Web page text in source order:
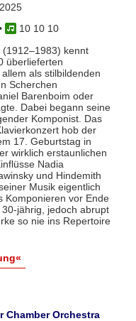
10 10 10
(1912–1983) kennt
überlieferten
als stilbildenden
Scherchen
Barenboim oder
Dabei begann seine
Komponist. Das
hob der
17. Geburtstag in
wirklich erstaunlichen
Nadia
und Hindemith
Musik eigentlich
Komponieren vor Ende
jährig, jedoch abrupt
so nie ins Repertoire
Chamber Orchestra